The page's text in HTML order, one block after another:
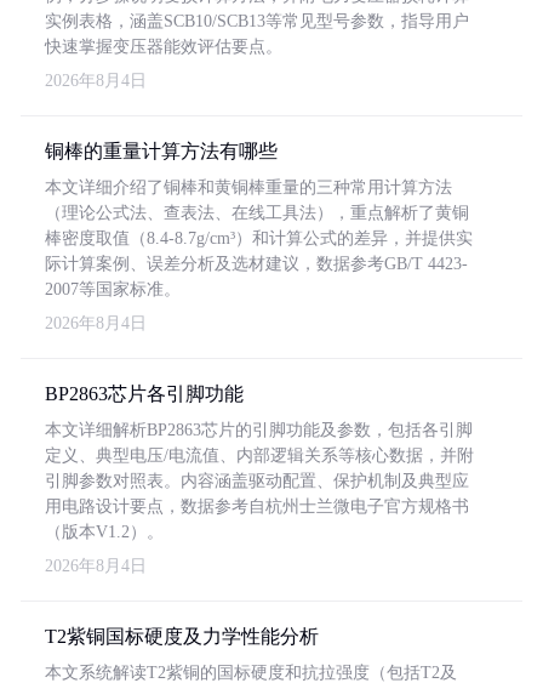
实例表格，涵盖SCB10/SCB13等常见型号参数，指导用户
快速掌握变压器能效评估要点。
2026年8月4日
铜棒的重量计算方法有哪些
本文详细介绍了铜棒和黄铜棒重量的三种常用计算方法
（理论公式法、查表法、在线工具法），重点解析了黄铜
棒密度取值（8.4-8.7g/cm³）和计算公式的差异，并提供实
际计算案例、误差分析及选材建议，数据参考GB/T 4423-
2007等国家标准。
2026年8月4日
BP2863芯片各引脚功能
本文详细解析BP2863芯片的引脚功能及参数，包括各引脚
定义、典型电压/电流值、内部逻辑关系等核心数据，并附
引脚参数对照表。内容涵盖驱动配置、保护机制及典型应
用电路设计要点，数据参考自杭州士兰微电子官方规格书
（版本V1.2）。
2026年8月4日
T2紫铜国标硬度及力学性能分析
本文系统解读T2紫铜的国标硬度和抗拉强度（包括T2及